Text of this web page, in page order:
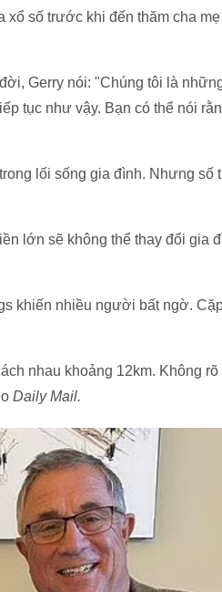
số trước khi đến thăm cha
Gerry nói: "Chúng tôi là
tục như vậy. Bạn có thể nói
lối sống gia đình. Nhưng số
lớn sẽ không thể thay đổi gia
khiến nhiều người bất ngờ.
nhau khoảng 12km. Không
Daily Mail.